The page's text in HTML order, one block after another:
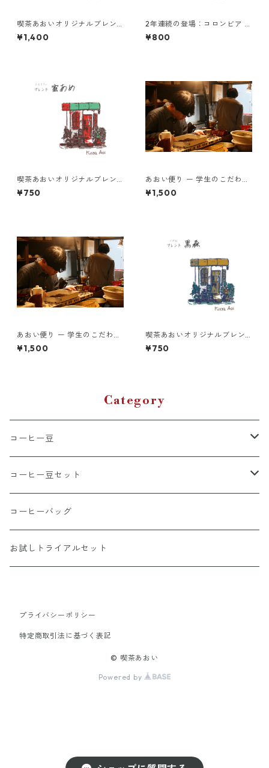
喫茶あおいオリジナルブレン
ド 黒森 200g
¥1,400
2年連続の登場：コロンビア 中
浅煎り ビジャファティマ ブル
ボン 100g
¥800
喫茶あおいオリジナルブレン
ド 蜜あめ 100g
¥750
あおい便り ー 学生のこだわり
とともに届く、月に一度の珈
琲時間 ー100g×2種類(粉)
¥1,500
あおい便り ー 学生のこだわり
とともに届く、月に一度の珈
琲時間 ー100g×2種類(豆)
¥1,500
喫茶あおいオリジナルブレン
ド 黒森 100g
¥750
Category
コーヒー豆
ブレンド
シングルオリジン
浅煎り
深煎り
コーヒー豆セット
おすすめコーヒーセット
送料無料定期便
コーヒーバッグ
お試しトライアルセット
プライバシーポリシー
特定商取引法に基づく表記
© 喫茶あおい
Powered by